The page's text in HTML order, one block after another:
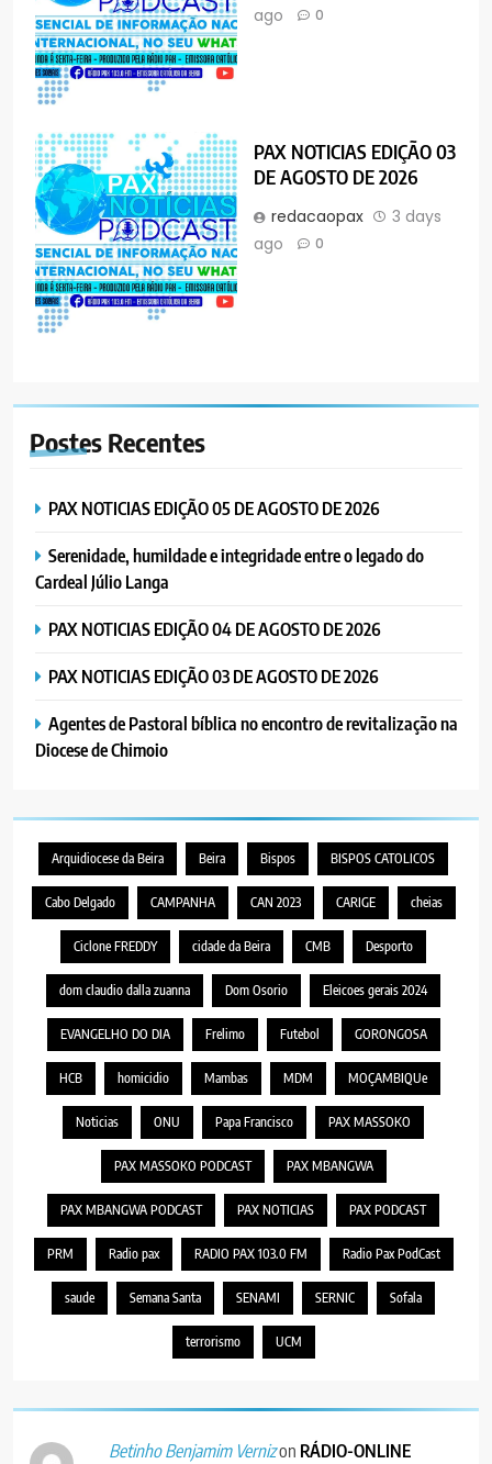
ago
0
PAX NOTICIAS EDIÇÃO 03
DE AGOSTO DE 2026
redacaopax
3 days
ago
0
Postes Recentes
PAX NOTICIAS EDIÇÃO 05 DE AGOSTO DE 2026
Serenidade, humildade e integridade entre o legado do
Cardeal Júlio Langa
PAX NOTICIAS EDIÇÃO 04 DE AGOSTO DE 2026
PAX NOTICIAS EDIÇÃO 03 DE AGOSTO DE 2026
Agentes de Pastoral bíblica no encontro de revitalização na
Diocese de Chimoio
Arquidiocese da Beira Beira Bispos BISPOS CATOLICOS
Cabo Delgado CAMPANHA CAN 2023 CARIGE cheias
Ciclone FREDDY cidade da Beira CMB Desporto
dom claudio dalla zuanna Dom Osorio Eleicoes gerais 2024
EVANGELHO DO DIA Frelimo Futebol GORONGOSA
HCB homicidio Mambas MDM MOÇAMBIQUe
Noticias ONU Papa Francisco PAX MASSOKO
PAX MASSOKO PODCAST PAX MBANGWA
PAX MBANGWA PODCAST PAX NOTICIAS PAX PODCAST
PRM Radio pax RADIO PAX 103.0 FM Radio Pax PodCast
saude Semana Santa SENAMI SERNIC Sofala
terrorismo UCM
Betinho Benjamim Vernizon RÁDIO-ONLINE